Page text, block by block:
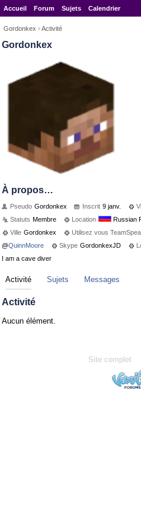
Accueil Forum Sujets Calendrier
Gordonkex › Activité
Gordonkex
À propos…
Pseudo Gordonkex Inscrit 9 janv.
Statuts Membre Location Russian
Ville Gordonkex Utilisez vous
@QuinnMoore Skype GordonkexJD
I am a cave diver
Activité Sujets Messages
Activité
Aucun élément.
Site complet